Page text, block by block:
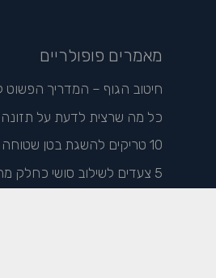
מאמרים פופולריים
חיטוב הגוף – המדריך הפשוט
כל מה שרצית לדעת על תזונה
10 טריקים להשגת בטן שטוחה
5 צעדים לשילוב סושי כחלק מהדיאטה